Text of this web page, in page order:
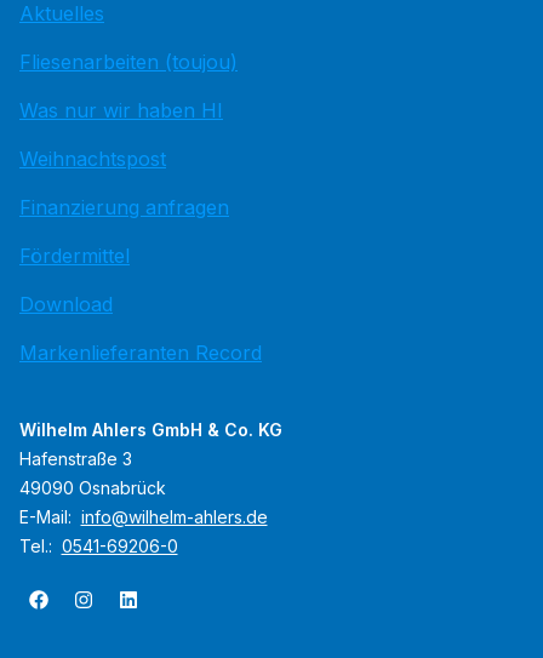
Aktuelles
Fliesenarbeiten (toujou)
Was nur wir haben HI
Weihnachtspost
Finanzierung anfragen
Fördermittel
Download
Markenlieferanten Record
Wilhelm Ahlers GmbH & Co. KG
Hafenstraße 3
49090 Osnabrück
E-Mail: info@wilhelm-ahlers.de
Tel.: 0541-69206-0